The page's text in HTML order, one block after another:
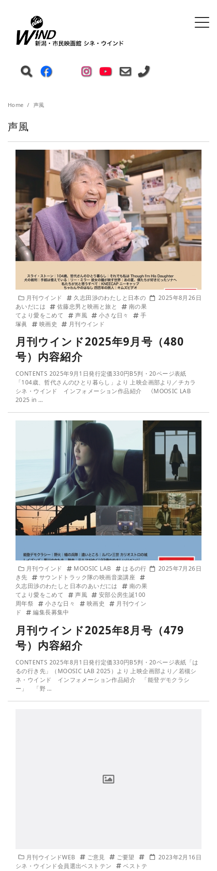
Home 声風
声風
月刊ウインド
久志田渉のわたしと日本の
あいだには
佐藤忠男と映画と旅と
南の果
てより愛をこめて
声風 小さな日々
手
塚眞
映画史 月刊ウインド
2025年8月26日
月刊ウインド2025年9月号（480
号）内容紹介
CONTENTS 2025年9月1日発行定価330円B5判・20ページ表紙
「104歳、哲代さんのひとり暮らし」より 上映企画部より／チカラ
シネ・ウインド インフォメーション作品紹介 《MOOSIC LAB
2025 in …
月刊ウインド MOOSIC LAB
はるの行
き先
サウンドトラック隊の映画音楽講座
久志田渉のわたしと日本のあいだには
南の果
てより愛をこめて
声風
安部公房生誕100
周年祭
小さな日々 映画史
月刊ウイン
ド
編集長募集中
2025年7月26日
月刊ウインド2025年8月号（479
号）内容紹介
CONTENTS 2025年8月1日発行定価330円B5判・20ページ表紙「は
るの行き先」（MOOSIC LAB 2025）より 上映企画部より／若槻シ
ネ・ウインド インフォメーション作品紹介 「能登デモクラシ
ー」 「野 …
月刊ウインドWEB ご意見
ご要望
シネ・ウインド会員選出ベストテン
ベストテ
2023年2月16日